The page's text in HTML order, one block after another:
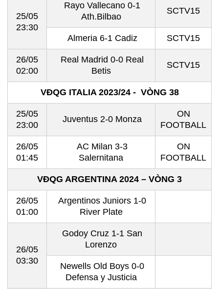
25/05
23:30
Rayo Vallecano 0-1
Ath.Bilbao
SCTV15
Almeria 6-1 Cadiz SCTV15
26/05
02:00
Real Madrid 0-0 Real
Betis
SCTV15
VĐQG ITALIA 2023/24 - VÒNG 38
25/05
23:00
Juventus 2-0 Monza
ON
FOOTBALL
26/05
01:45
AC Milan 3-3
Salernitana
ON
FOOTBALL
VĐQG ARGENTINA 2024 – VÒNG 3
26/05
01:00
Argentinos Juniors 1-0
River Plate
26/05
03:30
Godoy Cruz 1-1 San
Lorenzo
Newells Old Boys 0-0
Defensa y Justicia